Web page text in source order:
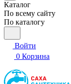
Каталог
По всему сайту
По каталогу
Войти
0 Корзина